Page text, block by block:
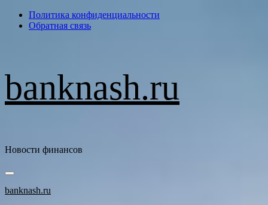
ПерейтиПолитика конфиденциальности
Обратная связь
banknash.ru
Новости финансов
Основное
меню
banknash.ru